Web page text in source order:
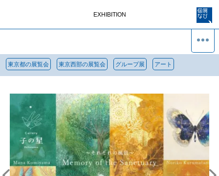
EXHIBITION
東京都の展覧会 東京西部の展覧会 グループ展 アート